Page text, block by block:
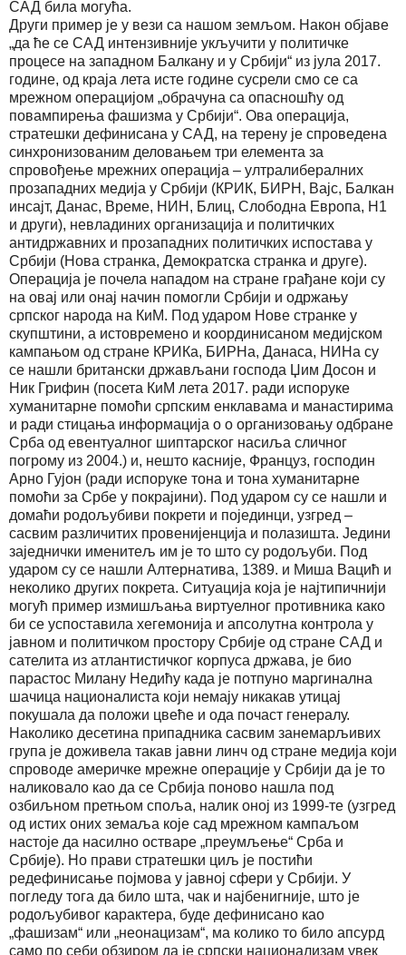
САД била могућа.
Други пример је у вези са нашом земљом. Након објаве
„да ће се САД интензивније укључити у политичке
процесе на западном Балкану и у Србији“ из јула 2017.
године, од краја лета исте године сусрели смо се са
мрежном операцијом „обрачуна са опасношћу од
повампирења фашизма у Србији“. Ова операција,
стратешки дефинисана у САД, на терену је спроведена
синхронизованим деловањем три елемента за
спровођење мрежних операција – ултралибералних
прозападних медија у Србији (КРИК, БИРН, Вајс, Балкан
инсајт, Данас, Време, НИН, Блиц, Слободна Европа, Н1
и други), невладиних организација и политичких
антидржавних и прозападних политичких испостава у
Србији (Нова странка, Демократска странка и друге).
Операција је почела нападом на стране грађане који су
на овај или онај начин помогли Србији и одржању
српског народа на КиМ. Под ударом Нове странке у
скупштини, а истовремено и координисаном медијском
кампањом од стране КРИКа, БИРНа, Данаса, НИНа су
се нашли британски држављани господа Џим Досон и
Ник Грифин (посета КиМ лета 2017. ради испоруке
хуманитарне помоћи српским енклавама и манастирима
и ради стицања информација о о организовању одбране
Срба од евентуалног шиптарског насиља сличног
погрому из 2004.) и, нешто касније, Француз, господин
Арно Гујон (ради испоруке тона и тона хуманитарне
помоћи за Србе у покрајини). Под ударом су се нашли и
домаћи родољубиви покрети и појединци, узгред –
сасвим различитих провенијенција и полазишта. Једини
заједнички именитељ им је то што су родољуби. Под
ударом су се нашли Алтернатива, 1389. и Миша Вацић и
неколико других покрета. Ситуација која је најтипичнији
могућ пример измишљања виртуелног противника како
би се успоставила хегемонија и апсолутна контрола у
јавном и политичком простору Србије од стране САД и
сателита из атлантистичког корпуса држава, је био
парастос Милану Недићу када је потпуно маргинална
шачица националиста који немају никакав утицај
покушала да положи цвеће и ода почаст генералу.
Наколико десетина припадника сасвим занемарљивих
група је доживела такав јавни линч од стране медија који
спроводе америчке мрежне операције у Србији да је то
наликовало као да се Србија поново нашла под
озбиљном претњом споља, налик оној из 1999-те (узгред
од истих оних земаља које сад мрежном кампаљом
настоје да насилно остваре „преумљење“ Срба и
Србије). Но прави стратешки циљ је постићи
редефинисање појмова у јавној сфери у Србији. У
погледу тога да било шта, чак и најбенигније, што је
родољубивог карактера, буде дефинисано као
„фашизам“ или „неонацизам“, ма колико то било апсурд
само по себи обзиром да је српски национализам увек